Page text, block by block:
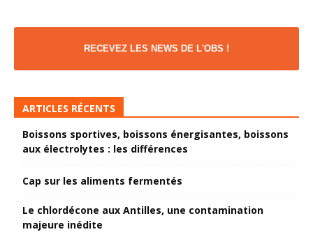
RECEVEZ LES NEWS DE L'OBS !
ARTICLES RÉCENTS
Boissons sportives, boissons énergisantes, boissons
aux électrolytes : les différences
Cap sur les aliments fermentés
Le chlordécone aux Antilles, une contamination
majeure inédite